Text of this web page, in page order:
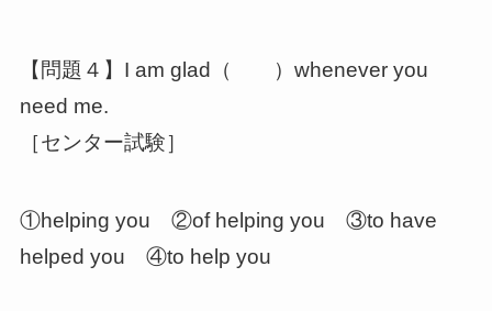
to be discussed at today’s meetingが形容
【問題４】I am glad（ ）whenever you
need me.
［センター試験］
①helping you ②of helping you ③to have
helped you ④to help you